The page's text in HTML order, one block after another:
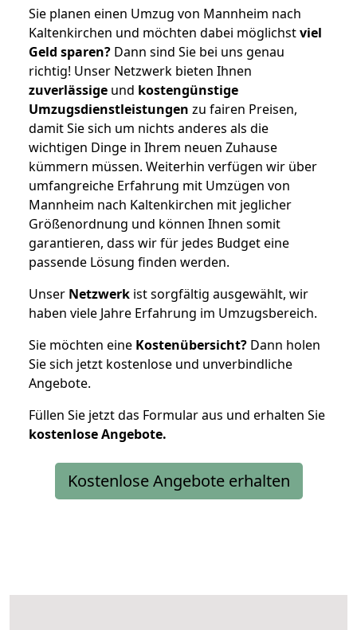
Sie planen einen Umzug von Mannheim nach
Kaltenkirchen und möchten dabei möglichstviel
Geld sparen? Dann sind Sie bei uns genau
richtig! Unser Netzwerk bieten Ihnen
zuverlässige und kostengünstige
Umzugsdienstleistungen zu fairen Preisen,
damit Sie sich um nichts anderes als die
wichtigen Dinge in Ihrem neuen Zuhause
kümmern müssen. Weiterhin verfügen wir über
umfangreiche Erfahrung mit Umzügen von
Mannheim nach Kaltenkirchen mit jeglicher
Größenordnung und können Ihnen somit
garantieren, dass wir für jedes Budget eine
passende Lösung finden werden.
Unser Netzwerk ist sorgfältig ausgewählt, wir
haben viele Jahre Erfahrung im Umzugsbereich.
Sie möchten eine Kostenübersicht? Dann holen
Sie sich jetzt kostenlose und unverbindliche
Angebote.
Füllen Sie jetzt das Formular aus und erhalten Sie
kostenloseAngebote.
Kostenlose Angebote erhalten